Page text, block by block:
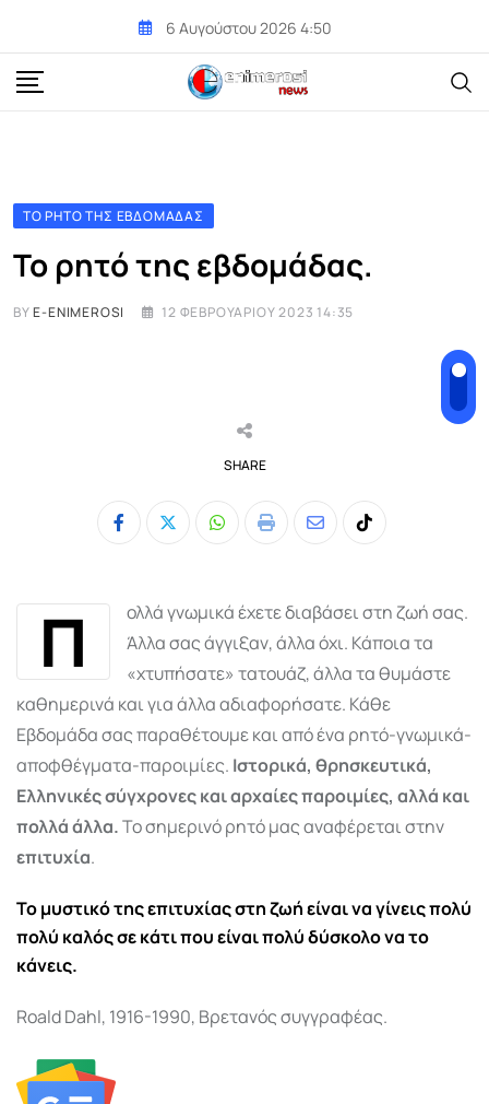
content
6 Αυγούστου 2026 4:50
ΤΟ ΡΗΤΌ ΤΗΣ ΕΒΔΟΜΆΔΑΣ
Το ρητό της εβδομάδας.
BYE-ENIMEROSI 12 ΦΕΒΡΟΥΑΡΊΟΥ 2023 14:35
SHARE
Whatsapp
Print
ShareTiktok
Π
ολλά γνωμικά έχετε διαβάσει στη ζωή σας.
Άλλα σας άγγιξαν, άλλα όχι. Κάποια τα
«χτυπήσατε» τατουάζ, άλλα τα θυμάστε
καθημερινά και για άλλα αδιαφορήσατε. Κάθε
Εβδομάδα σας παραθέτουμε και από ένα ρητό-γνωμικά-
αποφθέγματα-παροιμίες. Ιστορικά, θρησκευτικά,
Ελληνικές σύγχρονες και αρχαίες παροιμίες, αλλά και
πολλά άλλα.Το σημερινό ρητό μας αναφέρεται στην
επιτυχία.
Το μυστικό της επιτυχίας στη ζωή είναι να γίνεις πολύ
πολύ καλός σε κάτι που είναι πολύ δύσκολο να το
κάνεις.
Roald Dahl, 1916-1990, Βρετανός συγγραφέας.